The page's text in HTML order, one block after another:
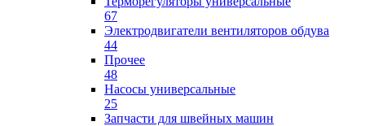
67
Электродвигатели вентиляторов обдува
44
Прочее
48
Насосы универсальные
25
Запчасти для швейных машин